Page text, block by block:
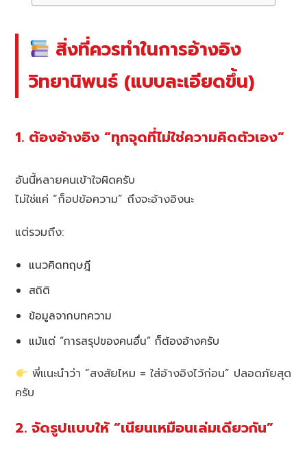
สิ่งที่ควรทำในการอ้างอิง
วิทยานิพนธ์ (แบบละเอียดขึ้น)
1. ต้องอ้างอิง “ทุกจุดที่ไม่ใช่ความคิดตัวเอง”
อันนี้หลายคนเข้าใจผิดครับ
ไม่ใช่แค่ “ก็อปข้อความ” ถึงจะอ้างอิงนะ
แต่รวมถึง:
แนวคิดทฤษฎี
สถิติ
ข้อมูลจากบทความ
แม้แต่ “การสรุปของคนอื่น” ก็ต้องอ้างครับ
พี่แนะนำว่า “สงสัยไหม = ใส่อ้างอิงไว้ก่อน” ปลอดภัยสุด
ครับ
2. จัดรูปแบบให้ “เนียนเหมือนเล่มเดียวกัน”